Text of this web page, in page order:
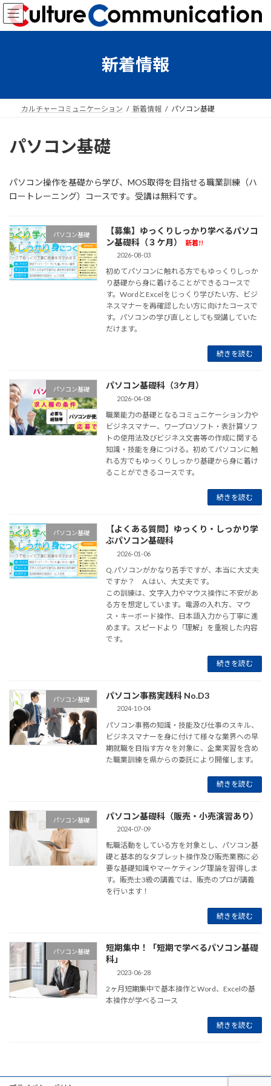
コ
ン
テ
ナ
ビ
ゲ
新着情報
カルチャーコミュニケーション 新着情報 パソコン基礎
パソコン基礎
パソコン操作を基礎から学び、MOS取得を目指せる職業訓練（ハ
ロートレーニング）コースです。受講は無料です。
パソコン基礎
【募集】ゆっくりしっかり学べるパソコ
ン基礎科（３ケ月）
新着!!
2026-08-03
初めてパソコンに触れる方でもゆっくりしっか
り基礎から身に着けることができるコースで
す。WordとExcelをじっくり学びたい方、ビジ
ネスマナーを再確認したい方に向けたコースで
す。パソコンの学び直しとしても受講していた
だけます。
続きを読む
パソコン基礎 パソコン基礎科（3ケ月）
2026-04-08
職業能力の基礎となるコミュニケーション力や
ビジネスマナー、ワープロソフト・表計算ソフ
トの使用法及びビジネス文書等の作成に関する
知識・技能を身につける。初めてパソコンに触
れる方でもゆっくりしっかり基礎から身に着け
ることができるコースです。
続きを読む
パソコン基礎
【よくある質問】ゆっくり・しっかり学
ぶパソコン基礎科
2026-01-06
Q.パソコンがかなり苦手ですが、本当に大丈夫
ですか？ A.はい、大丈夫です。
この訓練は、文字入力やマウス操作に不安があ
る方を想定しています。電源の入れ方、マウ
ス・キーボード操作、日本語入力から丁寧に進
めます。スピードより「理解」を重視した内容
です。
続きを読む
パソコン基礎 パソコン事務実践科 No.D3
2024-10-04
パソコン事務の知識・技能及び仕事のスキル、
ビジネスマナーを身に付けて様々な業界への早
期就職を目指す方々を対象に、企業実習を含め
た職業訓練を県からの委託により開催します。
続きを読む
パソコン基礎 パソコン基礎科（販売・小売演習あり）
2024-07-09
転職活動をしている方を対象とし、パソコン基
礎と基本的なタブレット操作及び販売業務に必
要な基礎知識やマーケティング理論を習得しま
す。販売士3級の講義では、販売のプロが講義
を行います！
続きを読む
パソコン基礎
短期集中！「短期で学べるパソコン基礎
科」
2023-06-28
2ヶ月短期集中で基本操作とWord、Excelの基
本操作が学べるコース
続きを読む